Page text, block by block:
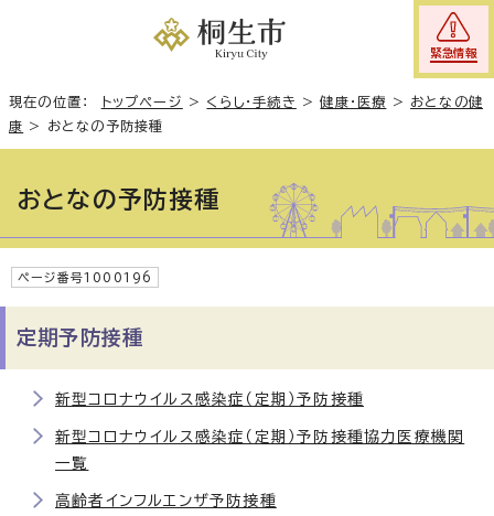
緊急情報
現在の位置： トップページ > くらし・手続き >健康・医療 > おとなの健
康 > おとなの予防接種
おとなの予防接種
ページ番号1000196
定期予防接種
新型コロナウイルス感染症（定期）予防接種
新型コロナウイルス感染症（定期）予防接種協力医療機関
一覧
高齢者インフルエンザ予防接種